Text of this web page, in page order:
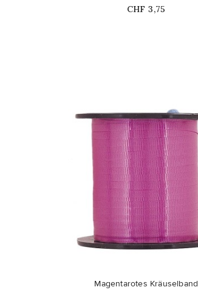
Price
CHF 3,75
favorite_border
Magentarotes Kräuselband